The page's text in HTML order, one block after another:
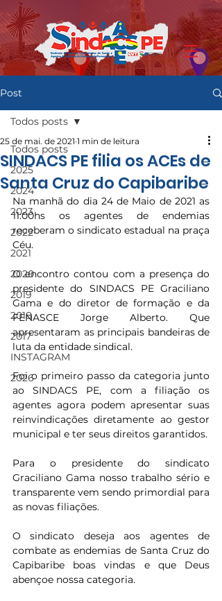
Post
Todos posts
2025
2024
2023
2022
2021
2020
2019
2018
2017
INSTAGRAM
2026
Todos posts
SINDACS PE filia os ACEs de
Santa Cruz do Capibaribe
25 de mai. de 2021 1 min de leitura
Na manhã do dia 24 de Maio de 2021 as
11:00hs os agentes de endemias
receberam o sindicato estadual na praça
Céu.
O encontro contou com a presença do
presidente do SINDACS PE Graciliano
Gama e do diretor de formação e da
FENASCE Jorge Alberto. Que
apresentaram as principais bandeiras de
luta da entidade sindical.
Foi o primeiro passo da categoria junto
ao SINDACS PE, com a filiação os
agentes agora podem apresentar suas
reinvindicações diretamente ao gestor
municipal e ter seus direitos garantidos.
Para o presidente do sindicato
Graciliano Gama nosso trabalho sério e
transparente vem sendo primordial para
as novas filiações.
O sindicato deseja aos agentes de
combate as endemias de Santa Cruz do
Capibaribe boas vindas e que Deus
abençoe nossa categoria.